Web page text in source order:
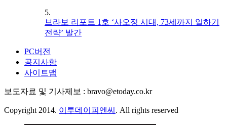
5.
브라보 리포트 1호 ‘사오정 시대, 73세까지 일하기
전략’ 발간
PC버전
공지사항
사이트맵
보도자료 및 기사제보 : bravo@etoday.co.kr
Copyright 2014. 이투데이피엔씨 . All rights reserved